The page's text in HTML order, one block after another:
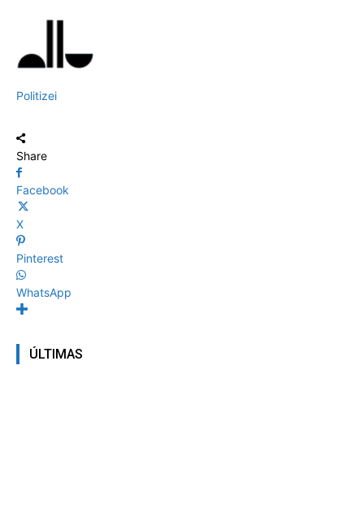
Politizei
Share
Facebook
X
Pinterest
WhatsApp
ÚLTIMAS